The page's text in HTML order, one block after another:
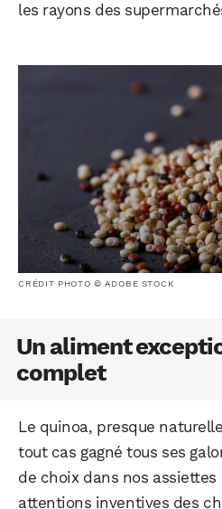
les rayons des
CRÉDIT PHOTO © ADOBE STOCK
Un aliment
complet
Le quinoa, presque
tout cas gagné tous ses
de choix dans nos assiettes
attentions inventives des